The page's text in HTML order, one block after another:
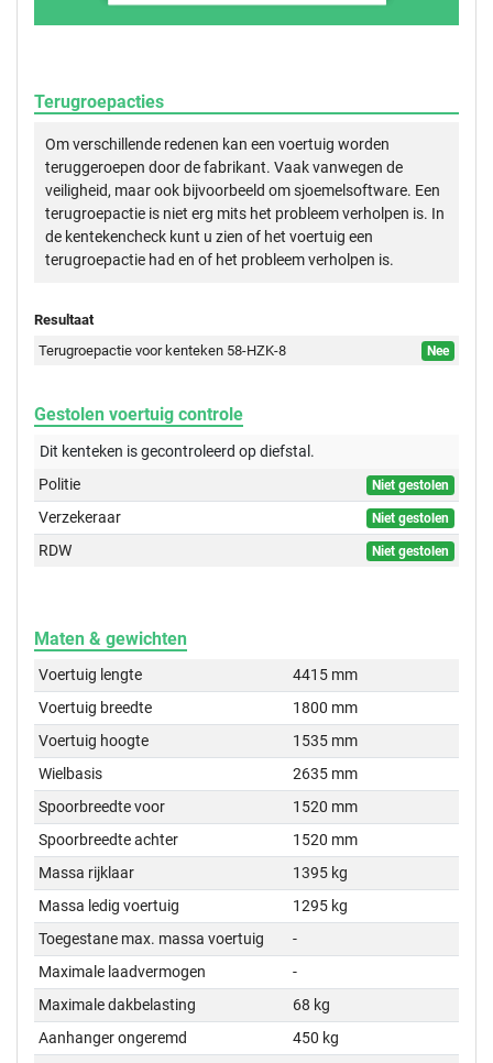
Terugroepacties
Om verschillende redenen kan een voertuig worden
teruggeroepen door de fabrikant. Vaak vanwegen de
veiligheid, maar ook bijvoorbeeld om sjoemelsoftware. Een
terugroepactie is niet erg mits het probleem verholpen is. In
de kentekencheck kunt u zien of het voertuig een
terugroepactie had en of het probleem verholpen is.
Resultaat
Terugroepactie voor kenteken 58-HZK-8
Nee
Gestolen voertuig controle
Dit kenteken is gecontroleerd opdiefstal.
Politie
Niet gestolen
Verzekeraar Niet gestolen
RDW Niet gestolen
Maten & gewichten
Voertuig lengte
4415 mm
Voertuig breedte
1800 mm
Voertuig hoogte
1535 mm
Wielbasis
2635 mm
Spoorbreedte voor
1520 mm
Spoorbreedte achter
1520 mm
Massa rijklaar
1395 kg
Massa ledig voertuig
1295 kg
Toegestane max. massa voertuig
-
Maximale laadvermogen
-
Maximale dakbelasting
68 kg
Aanhanger ongeremd
450 kg